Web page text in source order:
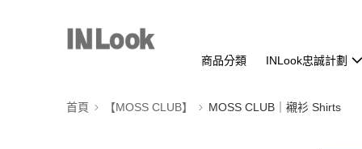
商品分類 INLook忠誠計劃
首頁 【MOSS CLUB】 MOSS CLUB｜襯衫 Shirts